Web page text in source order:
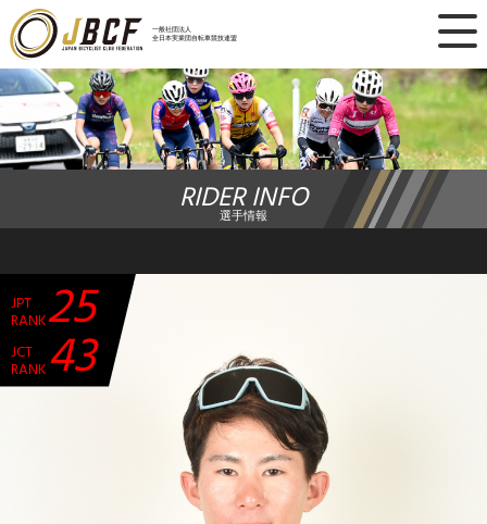
一般社団法人
全日本実業団自転車競技連盟
×
ニュース
レース日程
ランキング
競技ガイド
加盟・登録
エントリー
RIDER INFO
選手情報
JPT
RANK25
JCT
RANK43